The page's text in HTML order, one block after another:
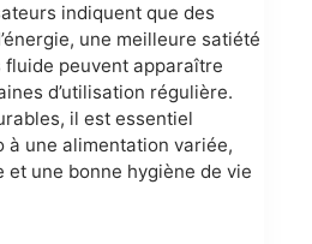
indiquent que des
une meilleure satiété
peuvent apparaître
d’utilisation régulière.
il est essentiel
à une alimentation variée,
et une bonne hygiène de vie